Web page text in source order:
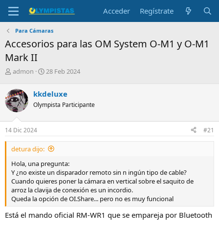
Acceder Regístrate
Para Cámaras
Accesorios para las OM System O-M1 y O-M1
Mark II
I
i
c
i
a
d
o
r
d
l
t
e
m
a
admon
F
h
a
e
n
i
o
28 Feb 2024
kkdeluxe
Olympista Participante
14 Dic 2024 #21
detura dijo:
Hola, una pregunta:
Y ¿no existe un disparador remoto sin n ingún tipo de cable?
Cuando quieres poner la cámara en vertical sobre el saquito de
arroz la clavija de conexión es un incordio.
Queda la opción de OI.Share... pero no es muy funcional
Está el mando oficial RM-WR1 que se empareja por Bluetooth